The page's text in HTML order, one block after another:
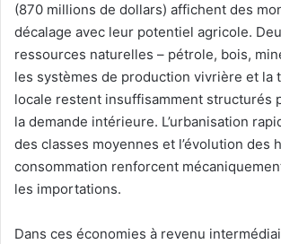
(870 millions de dollars) affichent des
décalage avec leur potentiel agricole.
ressources naturelles – pétrole, bois,
les systèmes de production vivrière et la
locale restent insuffisamment structurés
la demande intérieure. L’urbanisation
des classes moyennes et l’évolution des
consommation renforcent
les importations.
Dans ces économies à revenu